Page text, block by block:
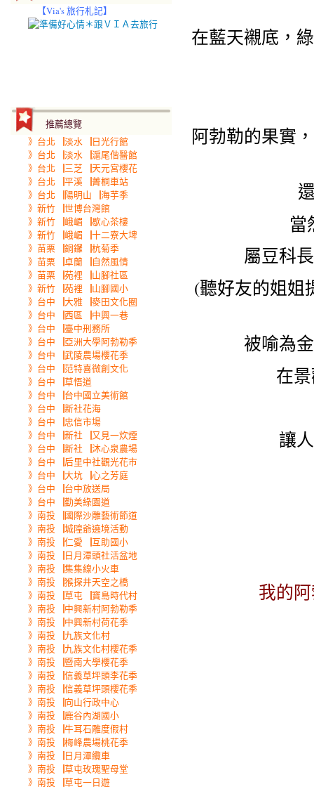
【Via's 旅行札記】
推薦總覽
》台北▕淡水▕日光行館
》台北▕淡水▕滬尾偕醫館
》台北▕三芝▕天元宮櫻花
》台北▕平溪▕菁桐車站
》台北▕陽明山▕海芋季
》新竹▕世博台灣館
》新竹▕峨嵋▕歇心茶樓
》新竹▕峨嵋▕十二寮大埤
》苗栗▕銅鑼▕杭菊季
》苗栗▕卓蘭▕自然風情
》苗栗▕苑裡▕山腳社區
》新竹▕苑裡▕山腳國小
》台中▕大雅▕麥田文化圈
》台中▕西區▕中興一巷
》台中▕臺中刑務所
》台中▕亞洲大學阿勃勒季
》台中▕武陵農場櫻花季
》台中▕范特喜微創文化
》台中▕草悟道
》台中▕台中國立美術館
》台中▕新社花海
》台中▕忠信市場
》台中▕新社▕又見一炊煙
》台中▕新社▕沐心泉農場
》台中▕后里中社觀光花市
》台中▕大坑▕心之芳庭
》台中▕台中放送局
》台中▕勤美綠園道
》南投▕國際沙雕藝術節道
》南投▕城隍爺遶境活動
》南投▕仁愛▕互助國小
》南投▕日月潭頭社活盆地
》南投▕集集線小火車
》南投▕猴探井天空之橋
》南投▕草屯▕寶島時代村
》南投▕中興新村阿勃勒季
》南投▕中興新村荷花季
》南投▕九族文化村
》南投▕九族文化村櫻花季
》南投▕暨南大學櫻花季
》南投▕信義草坪頭李花季
》南投▕信義草坪頭櫻花季
》南投▕向山行政中心
》南投▕鹿谷內湖國小
》南投▕牛耳石雕度假村
》南投▕梅峰農場桃花季
》南投▕日月潭纜車
》南投▕草屯玫瑰聖母堂
》南投▕草屯一日遊
在藍天襯底，
阿勃勒的果實
當
屬豆科
(聽好友的姐姐
被喻為
在
讓
我的